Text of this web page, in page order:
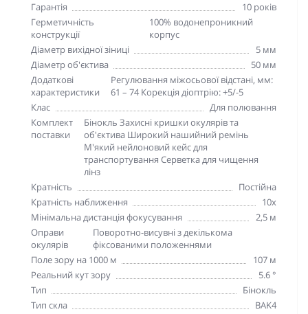
Гарантія
10 років
Герметичність
конструкції
100% водонепроникний
корпус
Діаметр вихідної зіниці
5 мм
Діаметр об'єктива
50 мм
Додаткові
характеристики
Регулювання міжосьової відстані, мм:
61 – 74 Корекція діоптрію: +5/-5
Клас
Для полювання
Комплект
поставки
Бінокль Захисні кришки окулярів та
об'єктива Широкий нашийний ремінь
М'який нейлоновий кейс для
транспортування Серветка для чищення
лінз
Кратність
Постійна
Кратність наближення
10х
Мінімальна дистанція фокусування
2,5 м
Оправи
окулярів
Поворотно-висувні з декількома
фіксованими положеннями
Поле зору на 1000 м
107 м
Реальний кут зору
5.6 °
Тип
Бінокль
Тип скла
BAK4